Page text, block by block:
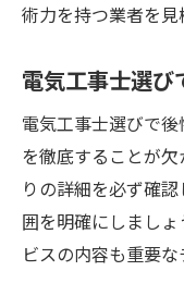
術力を持つ業者を見
電気工事士選
電気工事士選びで
を徹底することが
りの詳細を必ず確
囲を明確にしまし
ビスの内容も重要な